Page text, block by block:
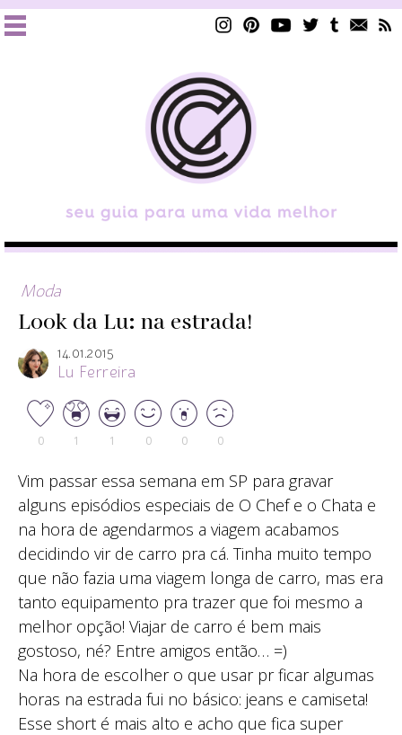
Moda
Look da Lu: na estrada!
14.01.2015
Lu Ferreira
0 1 1 0 0 0
Vim passar essa semana em SP para gravar
alguns episódios especiais de O Chef e o Chata e
na hora de agendarmos a viagem acabamos
decidindo vir de carro pra cá. Tinha muito tempo
que não fazia uma viagem longa de carro, mas era
tanto equipamento pra trazer que foi mesmo a
melhor opção! Viajar de carro é bem mais
gostoso, né? Entre amigos então… =)
Na hora de escolher o que usar pr ficar algumas
horas na estrada fui no básico: jeans e camiseta!
Esse short é mais alto e acho que fica super